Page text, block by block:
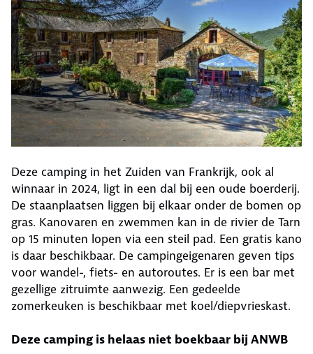
Deze camping in het Zuiden van Frankrijk, ook al
winnaar in 2024, ligt in een dal bij een oude boerderij.
De staanplaatsen liggen bij elkaar onder de bomen op
gras. Kanovaren en zwemmen kan in de rivier de Tarn
op 15 minuten lopen via een steil pad. Een gratis kano
is daar beschikbaar. De campingeigenaren geven tips
voor wandel-, fiets- en autoroutes. Er is een bar met
gezellige zitruimte aanwezig. Een gedeelde
zomerkeuken is beschikbaar met koel/diepvrieskast.
Deze camping is helaas niet boekbaar bij ANWB